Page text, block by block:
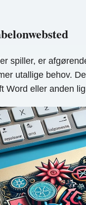
spiller, er
utallige behov.
Word eller anden